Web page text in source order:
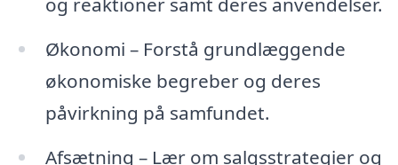
Økonomi – Forstå grundlæggende
økonomiske begreber og deres
påvirkning på samfundet.
Afsætning – Lær om salgsstrategier og